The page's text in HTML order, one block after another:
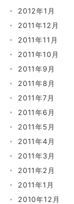
2012年1月
2011年12月
2011年11月
2011年10月
2011年9月
2011年8月
2011年7月
2011年6月
2011年5月
2011年4月
2011年3月
2011年2月
2011年1月
2010年12月